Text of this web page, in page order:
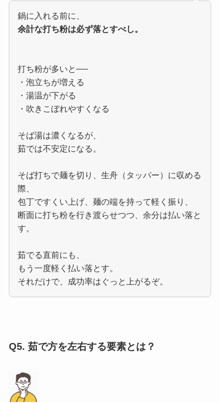
鍋に入れる前に、
余計な打ち粉は必ず落とすべし。
打ち粉が多いと──
・泡立ちが増える
・湯温が下がる
・吹きこぼれやすくなる
そば湯は濃くなるが、
茹では不安定になる。
そば打ちで麺を切り、生舟（タッパー）に収める
際、
包丁ですくい上げ、麺の端を持って軽く振り、
断面に打ち粉を行き渡らせつつ、余分は払い落と
す。
茹でる直前にも、
もう一度軽く払い落とす。
それだけで、成功率はぐっと上がるぞ。
Q5. 茹で方を左右する要素とは？